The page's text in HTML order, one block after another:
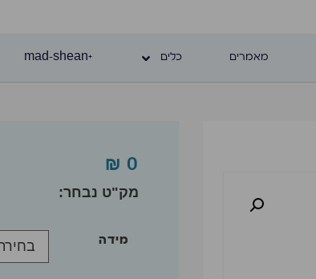
מאמרים כלים +mad-shean
₪ 0
מידה